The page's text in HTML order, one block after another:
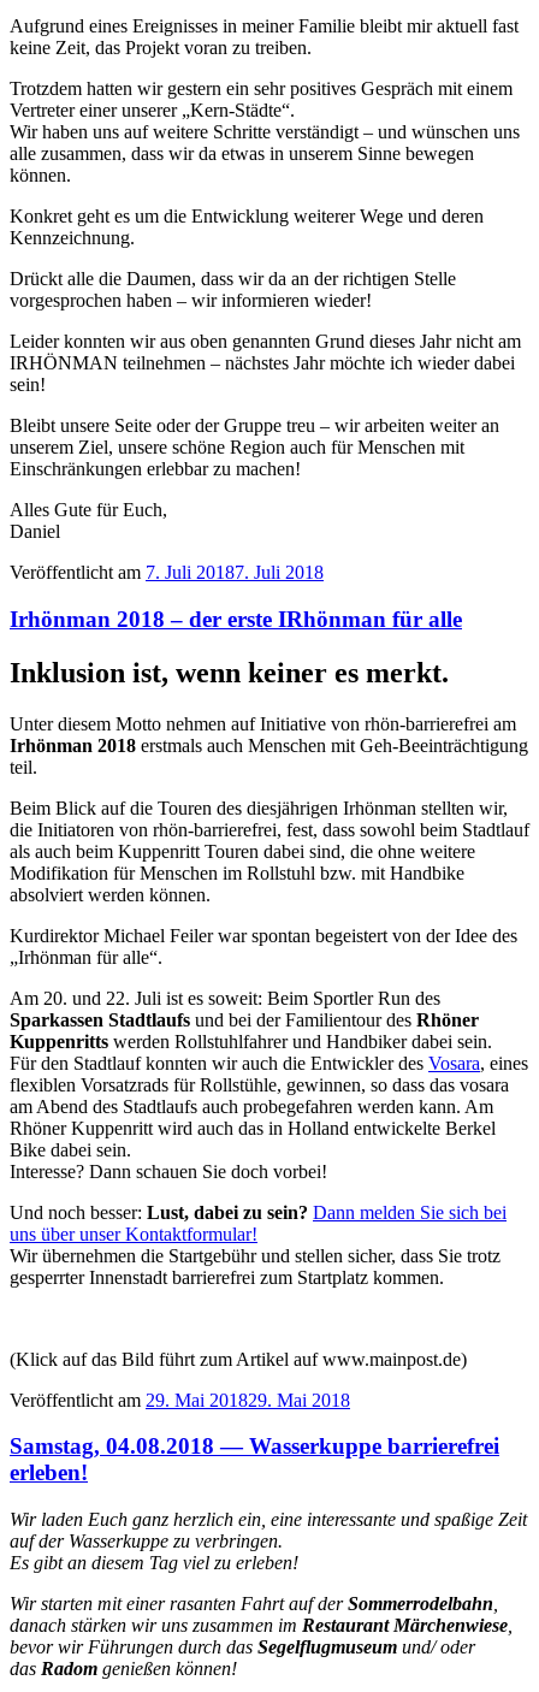
Aufgrund eines Ereignisses in meiner Familie bleibt mir aktuell fast
keine Zeit, das Projekt voran zu treiben.
Trotzdem hatten wir gestern ein sehr positives Gespräch mit einem
Vertreter einer unserer „Kern-Städte“.
Wir haben uns auf weitere Schritte verständigt – und wünschen uns
alle zusammen, dass wir da etwas in unserem Sinne bewegen
können.
Konkret geht es um die Entwicklung weiterer Wege und deren
Kennzeichnung.
Drückt alle die Daumen, dass wir da an der richtigen Stelle
vorgesprochen haben – wir informieren wieder!
Leider konnten wir aus oben genannten Grund dieses Jahr nicht am
IRHÖNMAN teilnehmen – nächstes Jahr möchte ich wieder dabei
sein!
Bleibt unsere Seite oder der Gruppe treu – wir arbeiten weiter an
unserem Ziel, unsere schöne Region auch für Menschen mit
Einschränkungen erlebbar zu machen!
Alles Gute für Euch,
Daniel
Veröffentlicht am 7. Juli 20187. Juli 2018
Irhönman 2018 – der erste IRhönman für alle
Inklusion ist, wenn keiner es merkt.
Unter diesem Motto nehmen auf Initiative von rhön-barrierefrei am
Irhönman 2018 erstmals auch Menschen mit Geh-Beeinträchtigung
teil.
Beim Blick auf die Touren des diesjährigen Irhönman stellten wir,
die Initiatoren von rhön-barrierefrei, fest, dass sowohl beim Stadtlauf
als auch beim Kuppenritt Touren dabei sind, die ohne weitere
Modifikation für Menschen im Rollstuhl bzw. mit Handbike
absolviert werden können.
Kurdirektor Michael Feiler war spontan begeistert von der Idee des
„Irhönman für alle“.
Am 20. und 22. Juli ist es soweit: Beim Sportler Run des
Sparkassen Stadtlaufs und bei der Familientour des Rhöner
Kuppenritts werden Rollstuhlfahrer und Handbiker dabei sein.
Für den Stadtlauf konnten wir auch die Entwickler des Vosara, eines
flexiblen Vorsatzrads für Rollstühle, gewinnen, so dass das vosara
am Abend des Stadtlaufs auch probegefahren werden kann. Am
Rhöner Kuppenritt wird auch das in Holland entwickelte Berkel
Bike dabei sein.
Interesse? Dann schauen Sie doch vorbei!
Und noch besser: Lust, dabei zu sein? Dann melden Sie sich bei
uns über unserKontaktformular!
Wir übernehmen die Startgebühr und stellen sicher, dass Sie trotz
gesperrter Innenstadt barrierefrei zum Startplatz kommen.
(Klick auf das Bild führt zum Artikel auf www.mainpost.de)
Veröffentlicht am 29. Mai 201829. Mai 2018
Samstag, 04.08.2018 — Wasserkuppe barrierefrei
erleben!
Wir laden Euch ganz herzlich ein, eine interessante und spaßige Zeit
auf der Wasserkuppe zu verbringen.
Es gibt an diesem Tag viel zu erleben!
Wir starten mit einer rasanten Fahrt auf derSommerrodelbahn
danach stärken wir uns zusammen im Restaurant Märchenwiese
bevor wir Führungen durch das Segelflugmuseum und/ oder
das Radom genießen können!